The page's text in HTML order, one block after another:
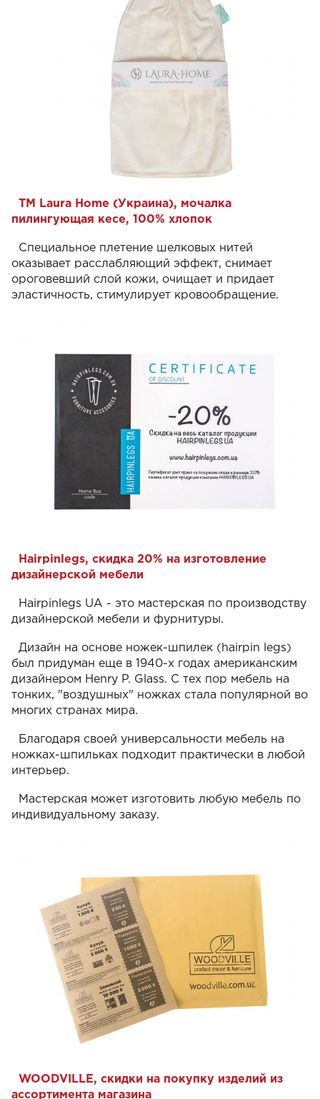
ТМ Laura Home (Украина), мочалка
пилингующая кесе, 100% хлопок
Специальное плетение шелковых нитей
оказывает расслабляющий эффект, снимает
ороговевший слой кожи, очищает и придает
эластичность, стимулирует кровообращение.
Hairpinlegs, скидка 20% на изготовление
дизайнерской мебели
Hairpinlegs UA - это мастерская по производству
дизайнерской мебели и фурнитуры.
Дизайн на основе ножек-шпилек (hairpin legs)
был придуман еще в 1940-х годах американским
дизайнером Henry P. Glass. С тех пор мебель на
тонких, "воздушных" ножках стала популярной во
многих странах мира.
Благодаря своей универсальности мебель на
ножках-шпильках подходит практически в любой
интерьер.
Мастерская может изготовить любую мебель по
индивидуальному заказу.
WOODVILLE, скидки на покупку изделий из
ассортимента магазина